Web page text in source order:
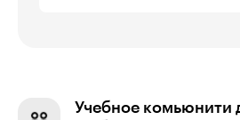
Учебное комьюнити